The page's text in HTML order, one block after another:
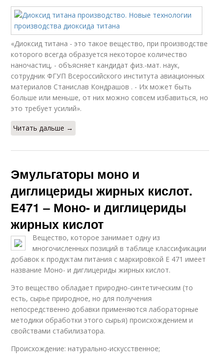
«Диоксид титана - это такое вещество, при производстве
которого всегда образуется некоторое количество
наночастиц, - объясняет кандидат физ.-мат. наук,
сотрудник ФГУП Всероссийского института авиационных
материалов Станислав Кондрашов . - Их может быть
больше или меньше, от них можно совсем избавиться, но
это требует усилий».
Читать дальше →
Эмульгаторы моно и
диглицериды жирных кислот.
Е471 – Моно- и диглицериды
жирных кислот
Вещество, которое занимает одну из
многочисленных позиций в таблице классификации
добавок к продуктам питания с маркировкой Е 471 имеет
название Моно- и диглицериды жирных кислот.
Это вещество обладает природно-синтетическим (то
есть, сырье природное, но для получения
непосредственно добавки применяются лабораторные
методики обработки этого сырья) происхождением и
свойствами стабилизатора.
Происхождение: натурально-искусственное;